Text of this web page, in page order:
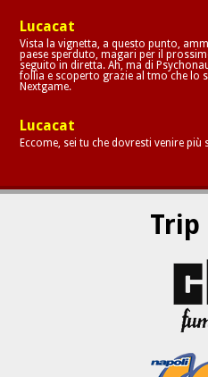
Lucacat
Vista la vignetta, a questo punto,
paese sperduto, magari per il
seguito in diretta. Ah, ma di
follia e scoperto grazie al tmo che lo
Nextgame.
Lucacat
Eccome, sei tu che dovresti venire più
Trip